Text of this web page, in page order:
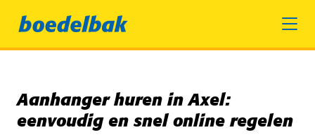
Aanhanger huren in Axel:
eenvoudig en snel online regelen